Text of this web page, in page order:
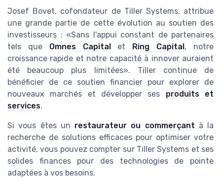
Josef Bovet, cofondateur de Tiller Systems, attribue
une grande partie de cette évolution au soutien des
investisseurs : «Sans l'appui constant de partenaires
tels que Omnes Capitalet Ring Capital, notre
croissance rapide et notre capacité à innover auraient
été beaucoup plus limitées». Tiller continue de
bénéficier de ce soutien financier pour explorer de
nouveaux marchés et développer ses produits et
services.
Si vous êtes un restaurateur ou commerçant à la
recherche de solutions efficaces pour optimiser votre
activité, vous pouvez compter sur Tiller Systems et ses
solides finances pour des technologies de pointe
adaptées à vos besoins.